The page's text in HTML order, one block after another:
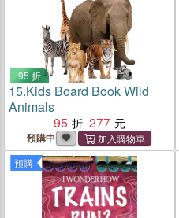
95 折
15.Kids Board Book Wild
Animals
95
277
預購中
預購